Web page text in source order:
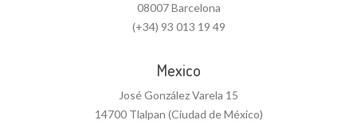
08007 Barcelona
(+34) 93 013 19 49
Mexico
José González Varela 15
14700 Tlalpan (Ciudad de México)